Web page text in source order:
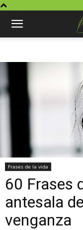
Frases de la vida
60 Frases
antesala
venganza